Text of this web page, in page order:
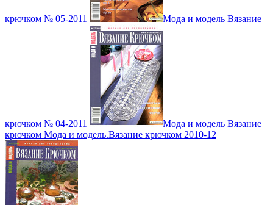
крючком № 05-2011 Мода и модель Вязание
крючком № 04-2011
Мода и модель Вязание
крючком Мода и модель.Вязание крючком 2010-12